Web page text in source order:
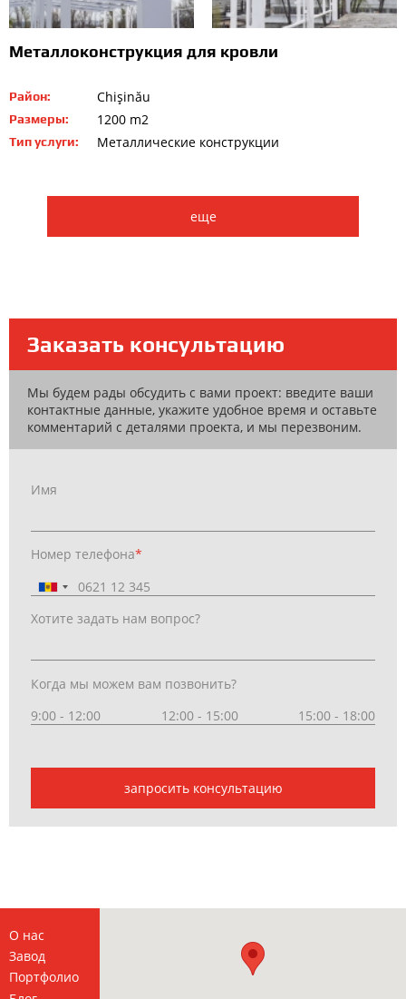
Металлоконструкция для кровли
Район: Chişinău
Размеры: 1200 m2
Тип услуги: Металлические конструкции
еще
Заказать консультацию
Мы будем рады обсудить с вами проект: введите ваши
контактные данные, укажите удобное время и оставьте
комментарий с деталями проекта, и мы перезвоним.
Имя
Номер телефона*
Хотите задать нам вопрос?
Когда мы можем вам позвонить?
9:00 - 12:00
12:00 - 15:00 15:00 - 18:00
запросить консультацию
О нас
Завод
Портфолио